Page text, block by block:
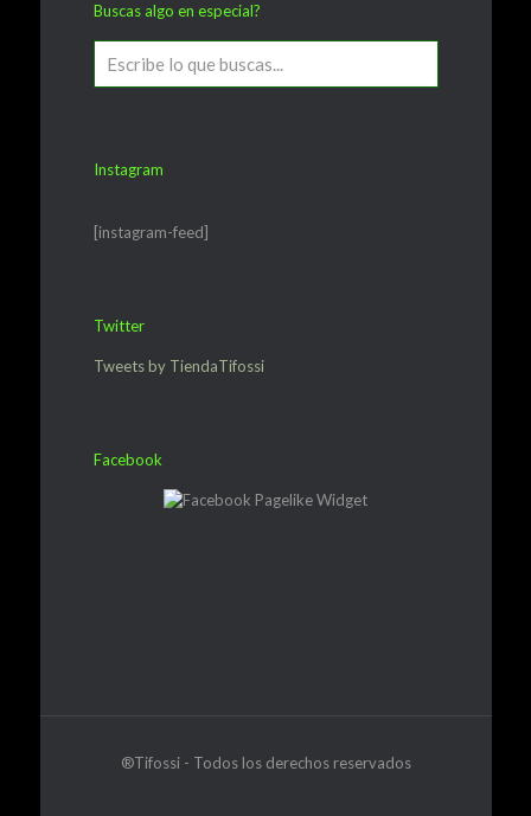
Buscas algo en especial?
Instagram
[instagram-feed]
Twitter
Tweets by TiendaTifossi
Facebook
®Tifossi - Todos los derechos reservados